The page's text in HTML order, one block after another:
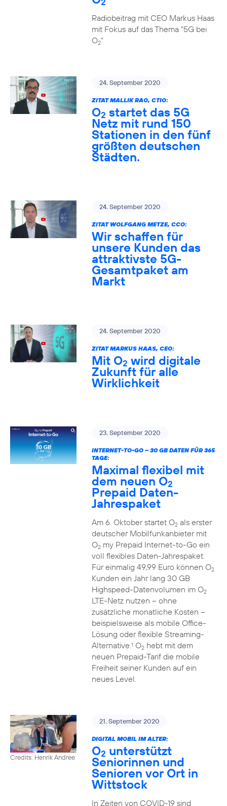
Radiobeitrag mit CEO Markus Haas
mit Fokus auf das Thema "5G bei
O2"
24. September 2020
ZITAT MALLIK RAO, CTIO:
O2 startet das 5G
Netz mit rund 150
Stationen in den fünf
größten deutschen
Städten.
24. September 2020
ZITAT WOLFGANG METZE, CCO:
Wir schaffen für
unsere Kunden das
attraktivste 5G-
Gesamtpaket am
Markt
24. September 2020
ZITAT MARKUS HAAS, CEO:
Mit O2 wird digitale
Zukunft für alle
Wirklichkeit
23. September 2020
INTERNET-TO-GO – 30 GB DATEN FÜR 365
TAGE:
Maximal flexibel mit
dem neuen O2
Prepaid Daten-
Jahrespaket
Am 6. Oktober startet O2als erster
deutscher Mobilfunkanbieter mit
O2my Prepaid Internet-to-Go ein
voll flexibles Daten-Jahrespaket.
Für einmalig 49,99 Euro können O2
Kunden ein Jahr lang 30 GB
Highspeed-Datenvolumen im O2
LTE-Netz nutzen – ohne
zusätzliche monatliche Kosten –
beispielsweise als mobile Office-
Lösung oder flexible Streaming-
Alternative.1 O2hebt mit dem
neuen Prepaid-Tarif die mobile
Freiheit seiner Kunden auf ein
neues Level.
Credits: Henrik Andree
21. September 2020
DIGITAL MOBIL IM ALTER:
O2 unterstützt
Seniorinnen und
Senioren vor Ort in
Wittstock
In Zeiten von COVID-19 sind